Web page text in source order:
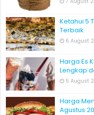
Ketahui 5
Terbaik
6 August
Harga Es
Lengkap
5 August
Harga
Agustus